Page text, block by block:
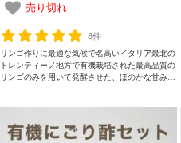
売り切れ
8件
リンゴ作りに最適な気候で名高いイタリア最北の
トレンティーノ地方で有機栽培された最高品質の
リンゴのみを用いて発酵させた、ほのかな甘みと